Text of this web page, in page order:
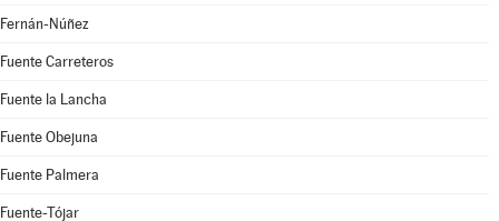
Fernán-Núñez
Fuente Carreteros
Fuente la Lancha
Fuente Obejuna
Fuente Palmera
Fuente-Tójar